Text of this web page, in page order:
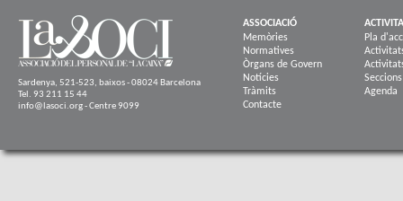
Sardenya, 521-523, baixos - 08024 Barcelona
Tel. 93 211 15 44
info@lasoci.org - Centre 9099
ASSOCIACIÓ
Memòries
Normatives
Òrgans de Govern
Notícies
Tràmits
Contacte
Pla
Seccions
Agenda